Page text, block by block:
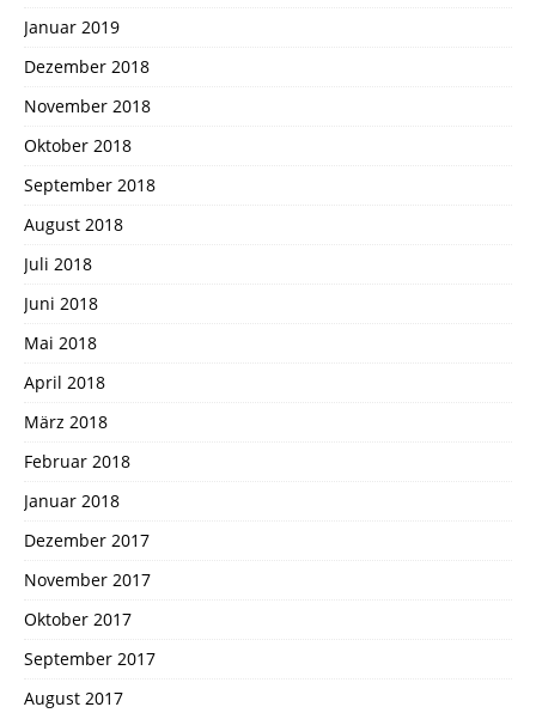
Januar 2019
Dezember 2018
November 2018
Oktober 2018
September 2018
August 2018
Juli 2018
Juni 2018
Mai 2018
April 2018
März 2018
Februar 2018
Januar 2018
Dezember 2017
November 2017
Oktober 2017
September 2017
August 2017